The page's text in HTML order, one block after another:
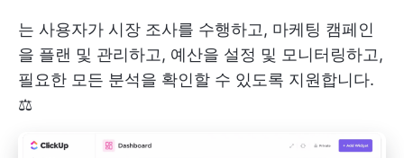
는 사용자가 시장 조사를 수행하고, 마케팅 캠페인
을 플랜 및 관리하고, 예산을 설정 및 모니터링하고,
필요한 모든 분석을 확인할 수 있도록 지원합니다.
⚖️